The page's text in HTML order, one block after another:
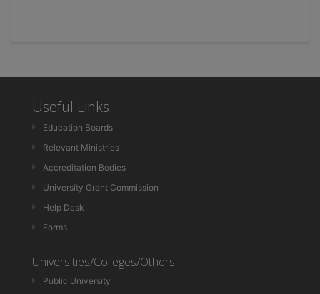
Useful Links
Education Boards
Relevant Ministries
Accreditation Bodies
University Grant Commission
Help Desk
Forms
Universities/Colleges/Others
Public University